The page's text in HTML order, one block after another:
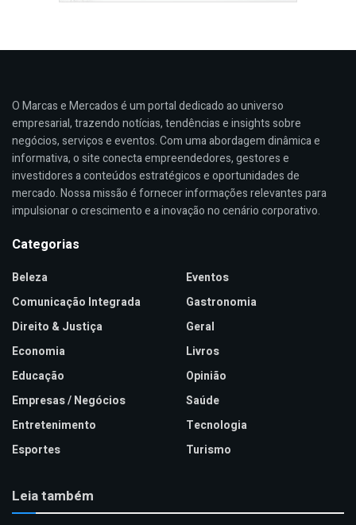
O Marcas e Mercados é um portal dedicado ao universo
empresarial, trazendo notícias, tendências e insights sobre
negócios, serviços e eventos. Com uma abordagem dinâmica e
informativa, o site conecta empreendedores, gestores e
investidores a conteúdos estratégicos e oportunidades de
mercado. Nossa missão é fornecer informações relevantes para
impulsionar o crescimento e a inovação no cenário corporativo.
Categorias
Beleza
Comunicação Integrada
Direito & Justiça
Economia
Educação
Empresas / Negócios
Entretenimento
Esportes
Eventos
Gastronomia
Geral
Livros
Opinião
Saúde
Tecnologia
Turismo
Leia também